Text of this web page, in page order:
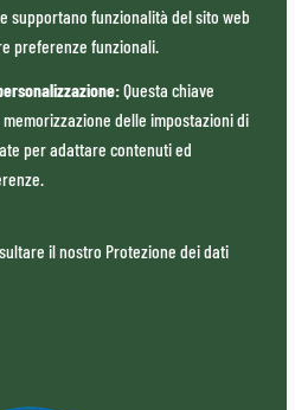
supportano funzionalità del sito web
preferenze funzionali.
:Questa chiave
delle impostazioni di
per adattare contenuti ed
il nostro Protezione dei dati